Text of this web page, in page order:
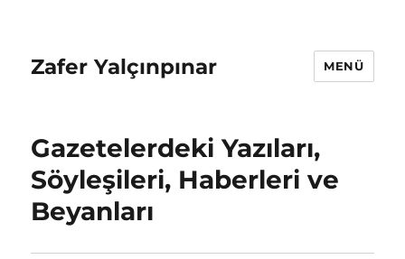
Zafer Yalçınpınar MENÜ
Gazetelerdeki Yazıları,
Söyleşileri, Haberleri ve
Beyanları